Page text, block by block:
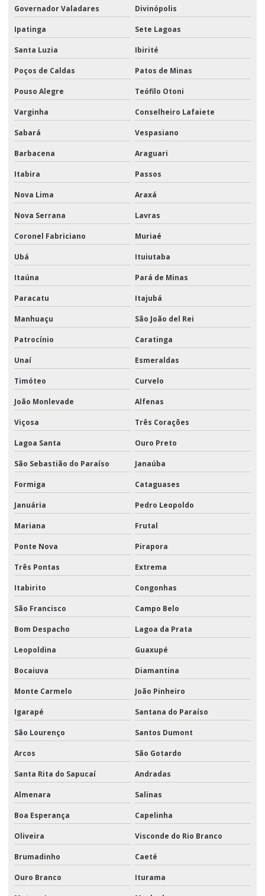
Governador Valadares Divinópolis
Ipatinga Sete Lagoas
Santa Luzia Ibirité
Poços de Caldas Patos de Minas
Pouso Alegre Teófilo Otoni
Varginha Conselheiro Lafaiete
Sabará Vespasiano
Barbacena Araguari
Itabira Passos
Nova Lima Araxá
Nova Serrana Lavras
Coronel Fabriciano Muriaé
Ubá Ituiutaba
Itaúna Pará de Minas
Paracatu Itajubá
Manhuaçu São João del Rei
Patrocínio Caratinga
Unaí Esmeraldas
Timóteo Curvelo
João Monlevade Alfenas
Viçosa Três Corações
Lagoa Santa Ouro Preto
São Sebastião do Paraíso Janaúba
Formiga Cataguases
Januária Pedro Leopoldo
Mariana Frutal
Ponte Nova Pirapora
Três Pontas Extrema
Itabirito Congonhas
São Francisco Campo Belo
Bom Despacho Lagoa da Prata
Leopoldina Guaxupé
Bocaiuva Diamantina
Monte Carmelo João Pinheiro
Igarapé Santana do Paraíso
São Lourenço Santos Dumont
Arcos São Gotardo
Santa Rita do Sapucaí Andradas
Almenara Salinas
Boa Esperança Capelinha
Oliveira Visconde do Rio Branco
Brumadinho Caeté
Ouro Branco Iturama